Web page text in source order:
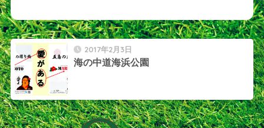
2017年2月3日
海の中道海浜公園